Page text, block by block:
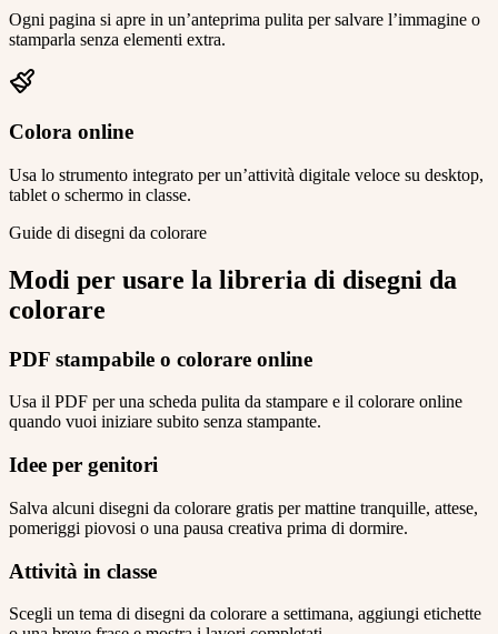
Ogni pagina si apre in un’anteprima pulita per salvare l’immagine o
stamparla senza elementi extra.
Colora online
Usa lo strumento integrato per un’attività digitale veloce su desktop,
tablet o schermo in classe.
Guide di disegni da colorare
Modi per usare la libreria di disegni da
colorare
PDF stampabile o colorare online
Usa il PDF per una scheda pulita da stampare e il colorare online
quando vuoi iniziare subito senza stampante.
Idee per genitori
Salva alcuni disegni da colorare gratis per mattine tranquille, attese,
pomeriggi piovosi o una pausa creativa prima di dormire.
Attività in classe
Scegli un tema di disegni da colorare a settimana, aggiungi etichette